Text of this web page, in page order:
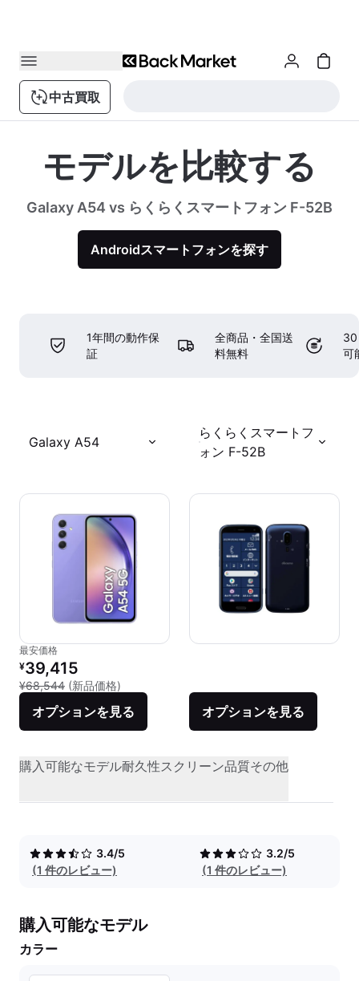
中古買取
モデルを比較する
Galaxy A54 vs らくらくスマートフォン F-52B
Androidスマートフォンを探す
1年間の動作保
証
全商品・全国送
料無料
30
可
Galaxy A54
らくらくスマートフ
ォン F-52B
最安価格
リファービッシュ品の価格：
¥39,415
¥68,544 (新品価格)
オプションを見る オプションを見る
購入可能なモデル耐久性スクリーン品質その他
3.4/5
(1 件のレビュー)
3.2/5
(1 件のレビュー)
購入可能なモデル
カラー